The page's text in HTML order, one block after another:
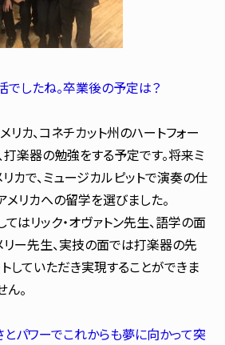
したね。卒業後の予定は？
リカ、コネチカット州のハートフォー
打楽器の勉強をする予定です。将来ミ
カで、ミュージカルピットで演奏の仕
メリカへの留学を選びました。
はリック・オヴァトン先生、語学の面
リー先生、実技の面では打楽器の先
していただき実現することができま
。
パワーでこれからも夢に向かって突